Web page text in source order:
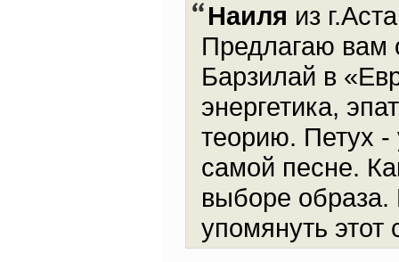
Наиля из
Предлагаю вам
Барзилай в
энергетика,
теорию. Петух -
самой песне.
выборе
упомянуть этот